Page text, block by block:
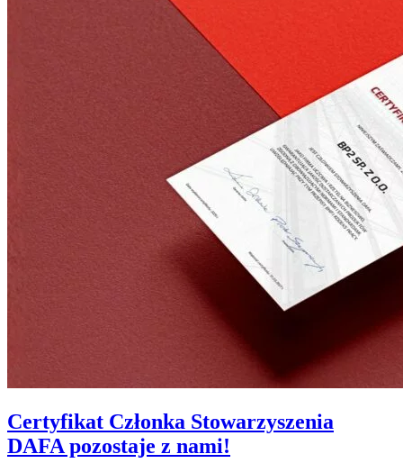
Certyfikat Członka Stowarzyszenia
DAFA pozostaje z nami!